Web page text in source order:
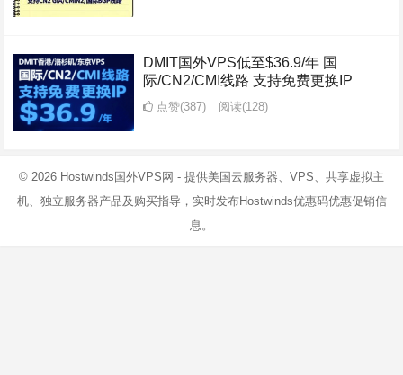
DMIT国外VPS低至$36.9/年 国
际/CN2/CMI线路 支持免费更换IP
点赞(387) 阅读(128)
© 2026 Hostwinds国外VPS网 - 提供美国云服务器、VPS、共享虚拟主
机、独立服务器产品及购买指导，实时发布Hostwinds优惠码优惠促销信
息。